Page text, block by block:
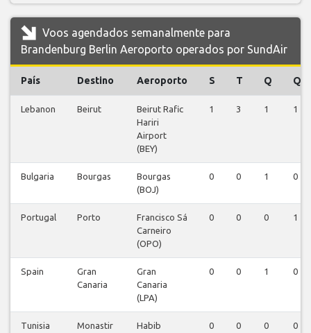
Voos agendados semanalmente para
Brandenburg Berlin Aeroporto operados por SundAir
País Destino Aeroporto S T Q Q
Lebanon Beirut
Beirut Rafic
Hariri
Airport
(BEY)
1 3 1 1
Bulgaria Bourgas
Bourgas
(BOJ)
0 0 1 0
Portugal Porto
Francisco Sá
Carneiro
(OPO)
0 0 0 1
Spain
Gran
Canaria
Gran
Canaria
(LPA)
0 0 1 0
Tunisia Monastir
Habib
0 0 0 0